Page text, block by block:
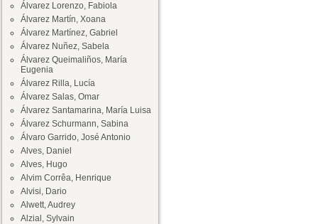
Álvarez Lorenzo, Fabiola
Álvarez Martín, Xoana
Álvarez Martínez, Gabriel
Álvarez Nuñez, Sabela
Álvarez Queimaliños, María
Eugenia
Álvarez Rilla, Lucía
Álvarez Salas, Omar
Álvarez Santamarina, María Luisa
Álvarez Schurmann, Sabina
Álvaro Garrido, José Antonio
Alves, Daniel
Alves, Hugo
Alvim Corrêa, Henrique
Alvisi, Dario
Alwett, Audrey
Alzial, Sylvain